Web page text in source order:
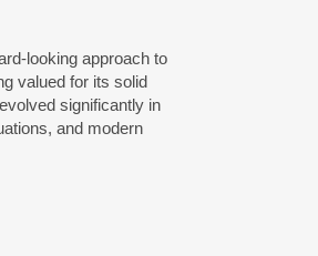
looking approach to
valued for its solid
significantly in
and modern